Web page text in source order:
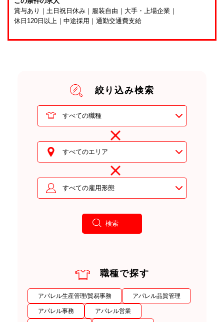
賞与あり ｜土日祝日休み ｜ 服装自由 ｜ 大手・上場企業 ｜
休日120日以上 ｜中途採用 ｜通勤交通費支給
絞り込み検索
職種で探す
アパレル生産管理/貿易事務 アパレル品質管理
アパレル事務 アパレル営業